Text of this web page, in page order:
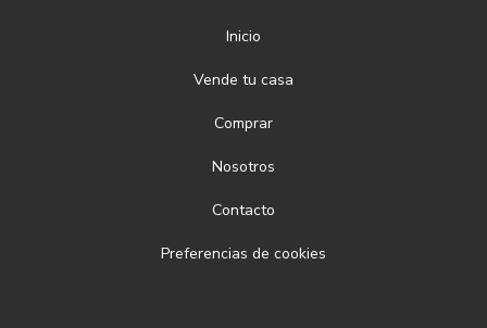
Inicio
Vende tu casa
Comprar
Nosotros
Contacto
Preferencias de cookies